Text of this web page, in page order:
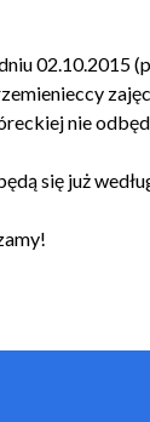
02.10.2015
nie
się już